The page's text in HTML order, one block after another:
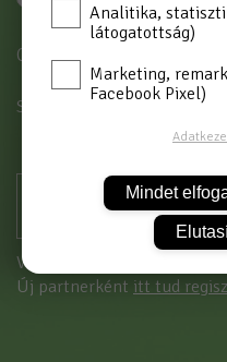
Cikkszám: AR-KBH 3/4 P
SZÍN
Vásárláshoz kérjük
Új partnerként itt tud
Analitika,
látogatottság)
Marketing,
Facebook Pixel)
Mindet